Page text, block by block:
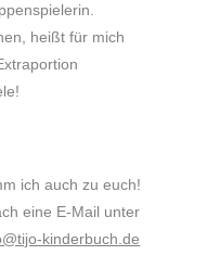
heißt für mich
ich auch zu euch!
eine E-Mail unter
kinderbuch.de